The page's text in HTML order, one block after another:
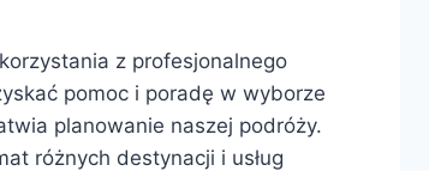
z profesjonalnego
pomoc i poradę w wyborze
planowanie naszej podróży.
różnych destynacji i usług